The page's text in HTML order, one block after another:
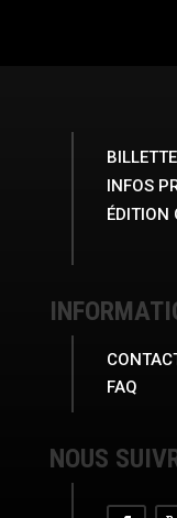
INFOS
ÉDITION
FAQ
NOUS